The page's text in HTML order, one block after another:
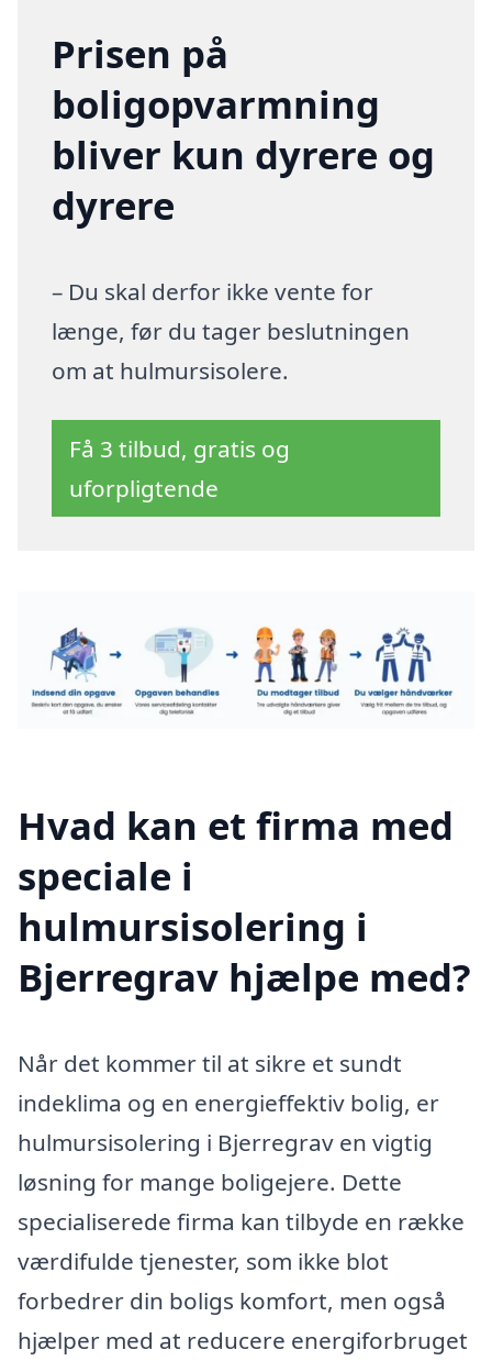
Prisen på
boligopvarmning
bliver kun dyrere og
dyrere
– Du skal derfor ikke vente for
længe, før du tager beslutningen
om at hulmursisolere.
Få 3 tilbud, gratis og
uforpligtende
Hvad kan et firma med
speciale i
hulmursisolering i
Bjerregrav hjælpe med?
Når det kommer til at sikre et sundt
indeklima og en energieffektiv bolig, er
hulmursisolering i Bjerregrav en vigtig
løsning for mange boligejere. Dette
specialiserede firma kan tilbyde en række
værdifulde tjenester, som ikke blot
forbedrer din boligs komfort, men også
hjælper med at reducere energiforbruget